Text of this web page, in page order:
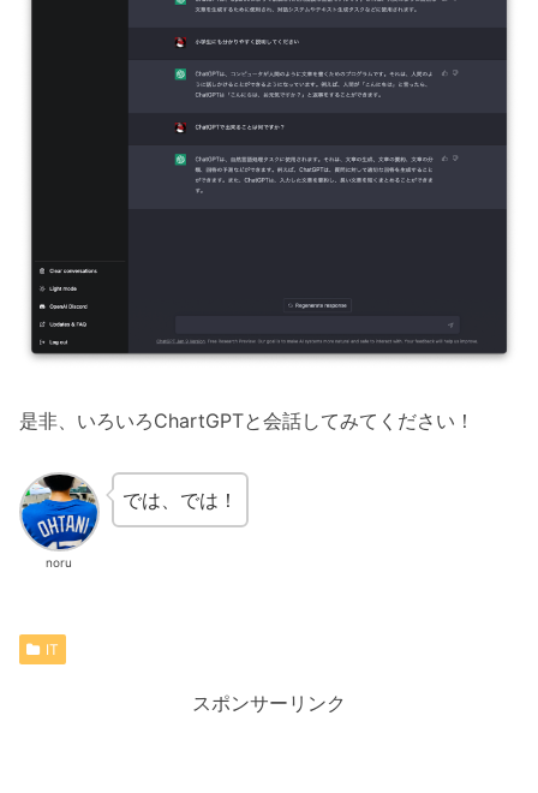
是非、いろいろChartGPTと会話してみてください！
noru
では、では！
IT
スポンサーリンク